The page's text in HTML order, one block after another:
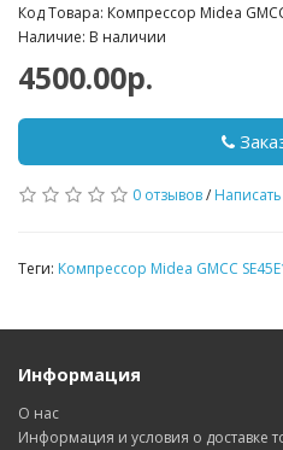
Код Товара: Компрессор Midea
Наличие: В наличии
4500.00р.
0 отзывов/
Теги: Компрессор Midea GMCC
Информация
О нас
Информация и условия о доставке